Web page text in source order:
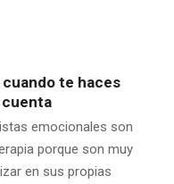
te haces
emocionales son
porque son muy
en sus propias